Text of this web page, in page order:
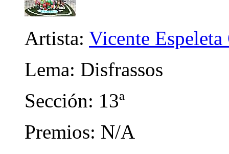
Artista: Vicente Espeleta
Lema: Disfrassos
Sección: 13ª
Premios: N/A